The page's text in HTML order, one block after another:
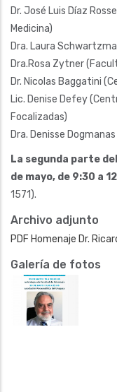
Dr. José Luis Díaz
Medicina)
Dra. Laura
Dra.Rosa Zytner
Dr. Nicolas Baggatini
Lic. Denise Defey
Focalizadas)
Dra. Denisse
La segunda parte
de mayo, de 9:30 a
1571).
Archivo adjunto
PDF Homenaje Dr.
Galería de fotos